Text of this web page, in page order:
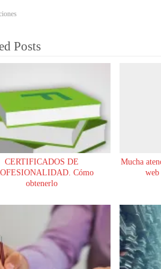
A
pp
rti
Posts
CERTIFICADOS DE
Cómo
obtenerlo
Mucha
web